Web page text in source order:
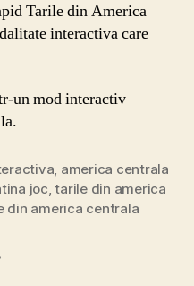
Tarile din America
interactiva care
un mod interactiv
america centrala
joc ,tarile din america
din america centrala